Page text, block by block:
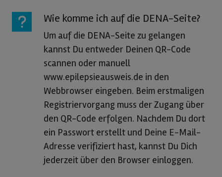
Wie komme ich auf die DENA-Seite?
Um auf die DENA-Seite zu gelangen
kannst Du entweder Deinen QR-Code
scannen oder manuell
www.epilepsieausweis.de in den
Webbrowser eingeben. Beim erstmaligen
Registriervorgang muss der Zugang über
den QR-Code erfolgen. Nachdem Du dort
ein Passwort erstellt und Deine E-Mail-
Adresse verifiziert hast, kannst Du Dich
jederzeit über den Browser einloggen.